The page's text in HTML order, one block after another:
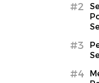
#2
#3
#4